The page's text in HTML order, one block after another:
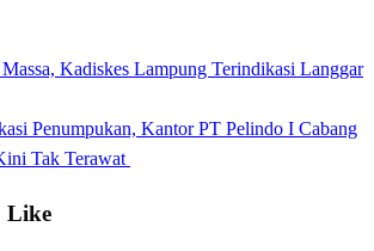
Kadiskes Lampung Terindikasi Langgar
Penumpukan, Kantor PT Pelindo I Cabang
Tak Terawat
Like